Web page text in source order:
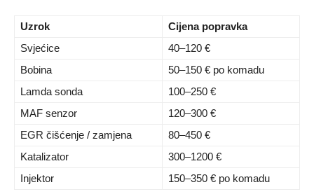
Uzrok
Cijena popravka
Svjećice
40–120 €
Bobina
50–150 € po komadu
Lamda sonda
100–250 €
MAF senzor
120–300 €
EGR čišćenje / zamjena
80–450 €
Katalizator
300–1200 €
Injektor
150–350 € po komadu